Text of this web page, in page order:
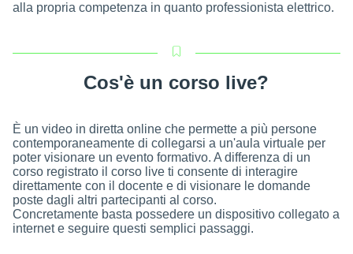
alla propria competenza in quanto professionista elettrico.
Cos'è un corso live?
È un video in diretta online che permette a più persone
contemporaneamente di collegarsi a un'aula virtuale per
poter visionare un evento formativo. A differenza di un
corso registrato il corso live ti consente di interagire
direttamente con il docente e di visionare le domande
poste dagli altri partecipanti al corso.
Concretamente basta possedere un dispositivo collegato a
internet e seguire questi semplici passaggi.